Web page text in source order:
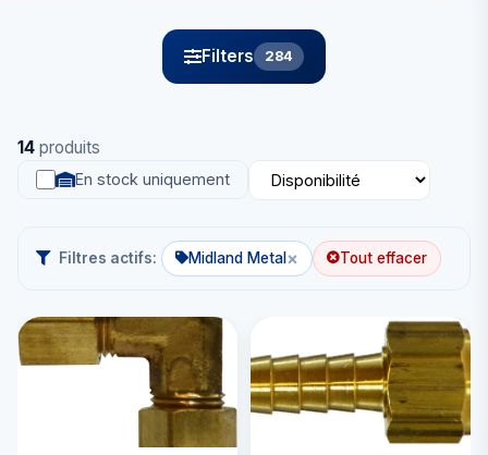
Filters 284
14 produits
En stock uniquement
Filtres actifs: Midland Metal × Tout effacer